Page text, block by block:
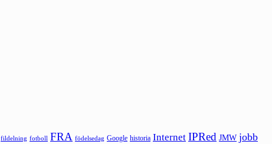
fildelning fotboll FRA födelsedag Google historia Internet IPRed JMW jobb